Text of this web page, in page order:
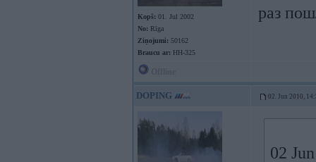
Kopš: 01. Jul 2002
No: Rīga
Ziņojumi: 50162
Braucu ar: HH-325
раз
DOPING 02. Jun 2010,
02